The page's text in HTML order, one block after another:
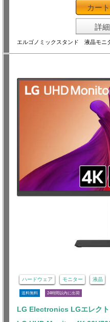
カー
詳
エルゴノミックスタンド 液晶モニ
ハードウェア モニター 液晶
送料無料 24時間以内に出荷
LG Electronics LGエレクト